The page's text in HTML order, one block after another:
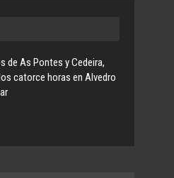
de As Pontes y Cedeira,
catorce horas en Alvedro